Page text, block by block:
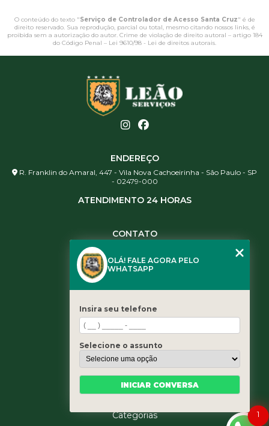
O conteúdo do texto "Serviço de Controlador de Acesso Santa Cruz" é de
direito reservado. Sua reprodução, parcial ou total, mesmo citando nossos links, é
proibida sem a autorização do autor. Crime de violação de direito autoral – artigo 184
do Código Penal – Lei 9610/98 - Lei de direitos autorais
ENDEREÇO
R. Franklin do Amaral, 447 - Vila Nova Cachoeirinha - São Paulo - SP
- 02479-000
ATENDIMENTO 24 HORAS
CONTATO
(11) 3461-5871
contato@leaoservicos.com.br
Home
Quem somos
Serviços
Blog
Categorias
1
OLÁ! FALE AGORA PELO
WHATSAPP
Insira seu telefone
Selecione o assunto
INICIAR CONVERSA